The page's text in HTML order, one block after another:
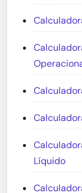
Líquido